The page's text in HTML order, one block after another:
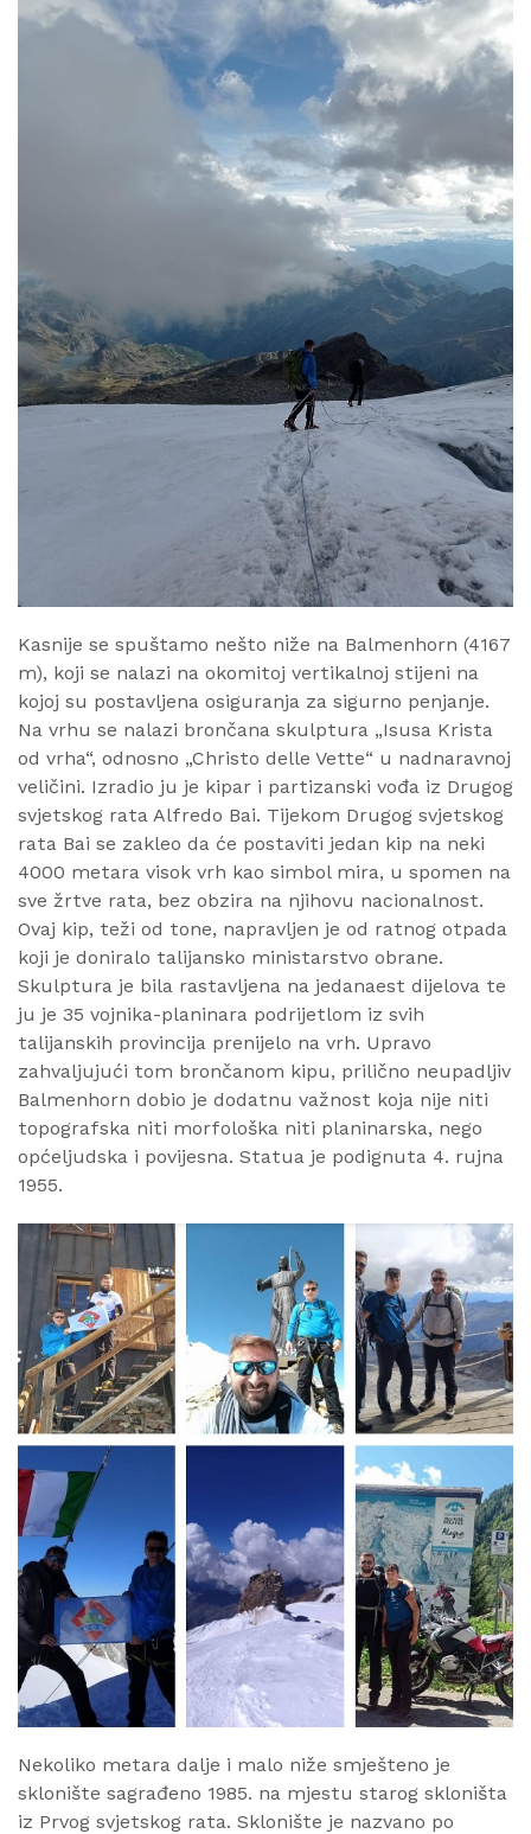
Kasnije se spuštamo nešto niže na Balmenhorn (4167
m), koji se nalazi na okomitoj vertikalnoj stijeni na
kojoj su postavljena osiguranja za sigurno penjanje.
Na vrhu se nalazi brončana skulptura „Isusa Krista
od vrha“, odnosno „Christo delle Vette“ u nadnaravnoj
veličini. Izradio ju je kipar i partizanski vođa iz Drugog
svjetskog rata Alfredo Bai. Tijekom Drugog svjetskog
rata Bai se zakleo da će postaviti jedan kip na neki
4000 metara visok vrh kao simbol mira, u spomen na
sve žrtve rata, bez obzira na njihovu nacionalnost.
Ovaj kip, teži od tone, napravljen je od ratnog otpada
koji je doniralo talijansko ministarstvo obrane.
Skulptura je bila rastavljena na jedanaest dijelova te
ju je 35 vojnika-planinara podrijetlom iz svih
talijanskih provincija prenijelo na vrh. Upravo
zahvaljujući tom brončanom kipu, prilično neupadljiv
Balmenhorn dobio je dodatnu važnost koja nije niti
topografska niti morfološka niti planinarska, nego
općeljudska i povijesna. Statua je podignuta 4. rujna
1955.
Nekoliko metara dalje i malo niže smješteno je
sklonište sagrađeno 1985. na mjestu starog skloništa
iz Prvog svjetskog rata. Sklonište je nazvano po